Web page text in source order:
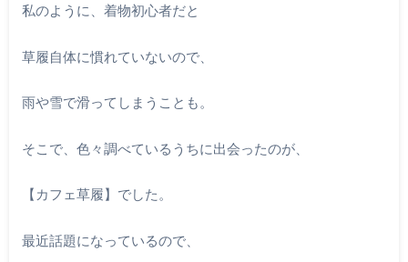
私のように、着物初心者だと
草履自体に慣れていないので、
雨や雪で滑ってしまうことも。
そこで、色々調べているうちに出会ったのが、
【カフェ草履】でした。
最近話題になっているので、